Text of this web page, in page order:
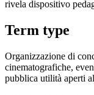
rivela dispositivo
Term type
Organizzazione di
cinematografiche,
pubblica utilità aperti